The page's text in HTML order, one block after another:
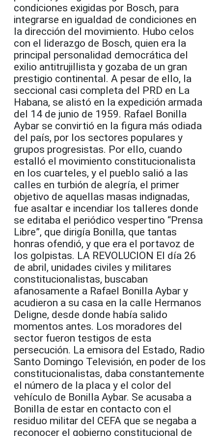
condiciones exigidas por Bosch, para
integrarse en igualdad de condiciones en
la dirección del movimiento. Hubo celos
con el liderazgo de Bosch, quien era la
principal personalidad democrática del
exilio antitrujillista y gozaba de un gran
prestigio continental. A pesar de ello, la
seccional casi completa del PRD en La
Habana, se alistó en la expedición armada
del 14 de junio de 1959. Rafael Bonilla
Aybar se convirtió en la figura más odiada
del país, por los sectores populares y
grupos progresistas. Por ello, cuando
estalló el movimiento constitucionalista
en los cuarteles, y el pueblo salió a las
calles en turbión de alegría, el primer
objetivo de aquellas masas indignadas,
fue asaltar e incendiar los talleres donde
se editaba el periódico vespertino “Prensa
Libre”, que dirigía Bonilla, que tantas
honras ofendió, y que era el portavoz de
los golpistas. LA REVOLUCION El día 26
de abril, unidades civiles y militares
constitucionalistas, buscaban
afanosamente a Rafael Bonilla Aybar y
acudieron a su casa en la calle Hermanos
Deligne, desde donde había salido
momentos antes. Los moradores del
sector fueron testigos de esta
persecución. La emisora del Estado, Radio
Santo Domingo Televisión, en poder de los
constitucionalistas, daba constantemente
el número de la placa y el color del
vehículo de Bonilla Aybar. Se acusaba a
Bonilla de estar en contacto con el
residuo militar del CEFA que se negaba a
reconocer el gobierno constitucional de